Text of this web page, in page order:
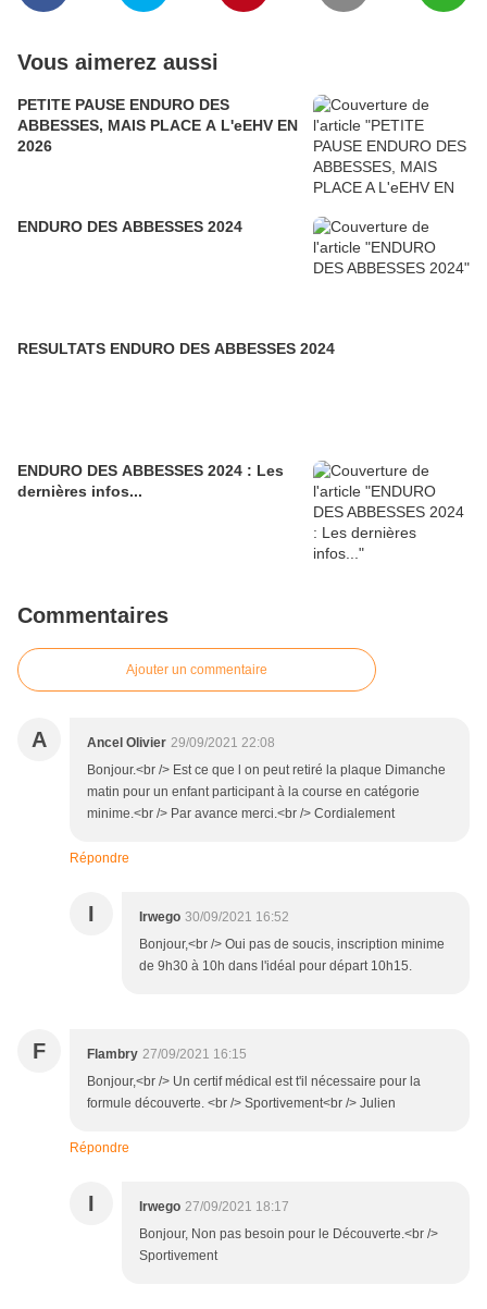
Vous aimerez aussi
PETITE PAUSE ENDURO DES
ABBESSES, MAIS PLACE A L'eEHV EN
2026
ENDURO DES ABBESSES 2024
RESULTATS ENDURO DES ABBESSES 2024
ENDURO DES ABBESSES 2024 : Les
dernières infos...
Commentaires
Ajouter un commentaire
A Ancel Olivier 29/09/2021 22:08
Bonjour.<br /> Est ce que l on peut retiré la plaque Dimanche
matin pour un enfant participant à la course en catégorie
minime.<br /> Par avance merci.<br /> Cordialement
Répondre
I Irwego 30/09/2021 16:52
Bonjour,<br /> Oui pas de soucis, inscription minime
de 9h30 à 10h dans l'idéal pour départ 10h15.
F Flambry 27/09/2021 16:15
Bonjour,<br /> Un certif médical est t'il nécessaire pour la
formule découverte. <br /> Sportivement<br /> Julien
Répondre
I Irwego 27/09/2021 18:17
Bonjour, Non pas besoin pour le Découverte.<br />
Sportivement